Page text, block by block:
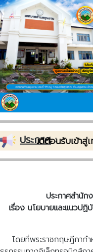
ประกาศ:
ยินดีต้อนรับเข้าสู่เท
ประกาศสำนัก
เรื่อง นโยบายและแนวป
โดยที่พระราชกฤษฎีกากำ